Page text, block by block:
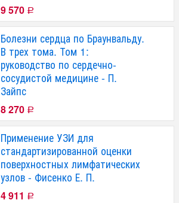
9 570 Р
Болезни сердца по Браунвальду.
В трех тома. Том 1:
руководство по сердечно-
сосудистой медицине - П.
Зайпс
8 270 Р
Применение УЗИ для
стандартизированной оценки
поверхностных лимфатических
узлов - Фисенко Е. П.
4 911 Р